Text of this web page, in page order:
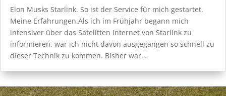
Elon Musks Starlink. So ist der Service für mich gestartet.
Meine Erfahrungen.Als ich im Frühjahr begann mich
intensiver über das Satelitten Internet von Starlink zu
informieren, war ich nicht davon ausgegangen so schnell zu
dieser Technik zu kommen. Bisher war…